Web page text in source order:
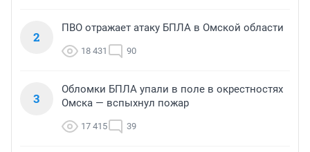
2
ПВО отражает атаку БПЛА в Омской области
18 431 90
3
Обломки БПЛА упали в поле в окрестностях
Омска — вспыхнул пожар
17 415 39